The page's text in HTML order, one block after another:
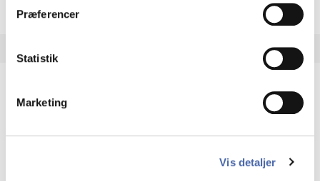
Præferencer
Statistik
Marketing
Vis detaljer
HA(it.) - erhvervs­økonomi og informations­
virksomheders muligheder og udfordringer inden